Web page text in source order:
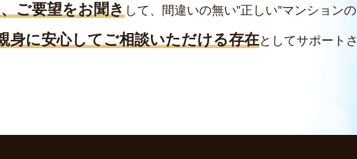
ご要望をお聞き して、間違いの無い”正しい”マンションの
身に安心してご相談いただける存在としてサポートさ